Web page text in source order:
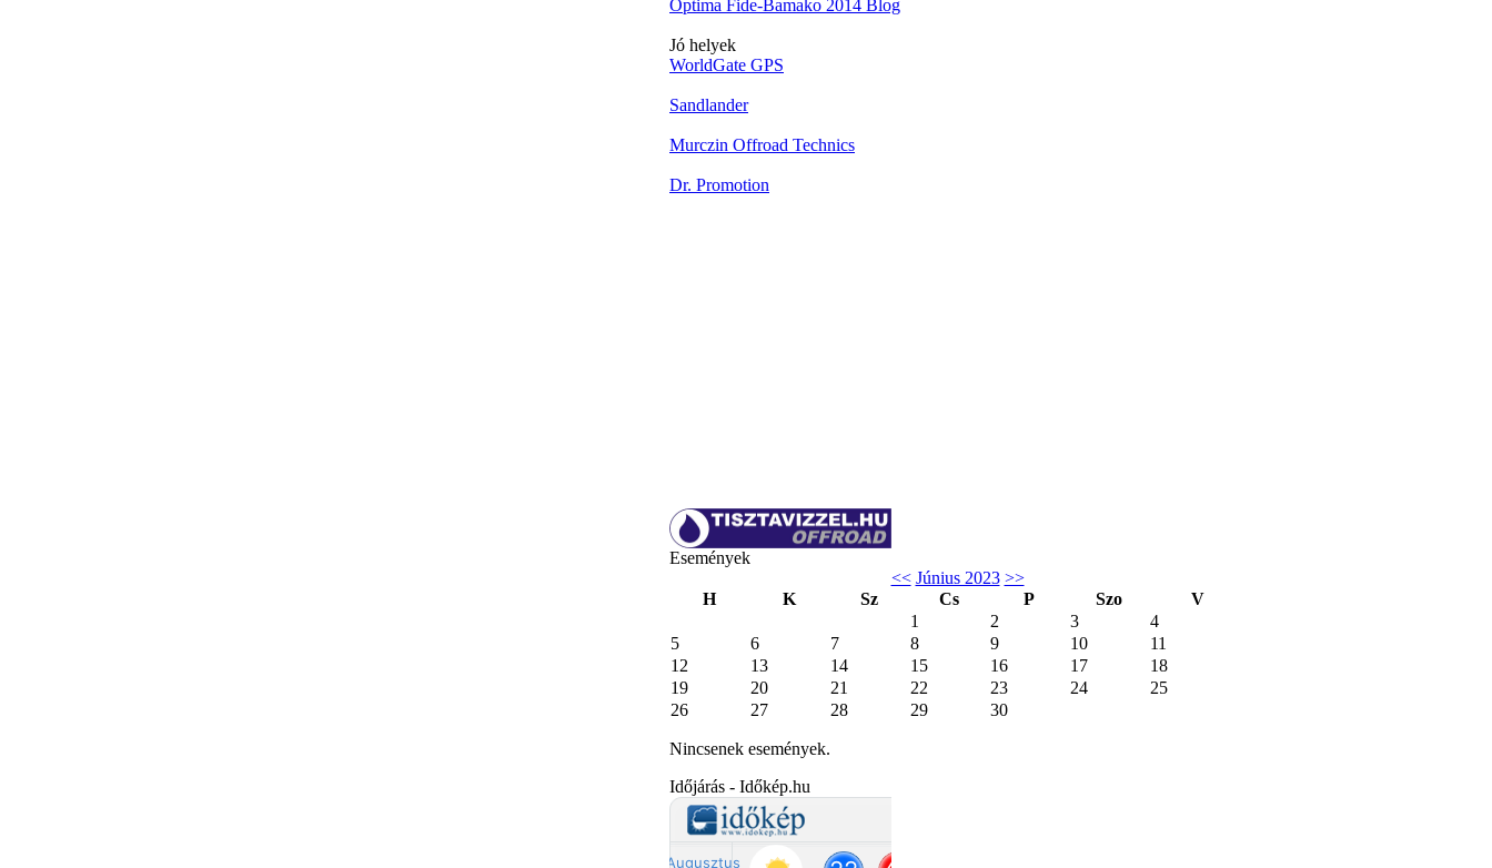
Optima Fide-Bamako 2014 Blog
Jó helyek
WorldGate GPS
Sandlander
Murczin Offroad Technics
Dr. Promotion
Események
<< Június 2023 >>
H
K Sz Cs P Szo
V
1
2 3
4
5
6 7 8 9 10
11
12
13 14 15 16 17
18
19
20 21 22 23 24
25
26
27 28 29 30
Nincsenek események.
Időjárás - Időkép.hu